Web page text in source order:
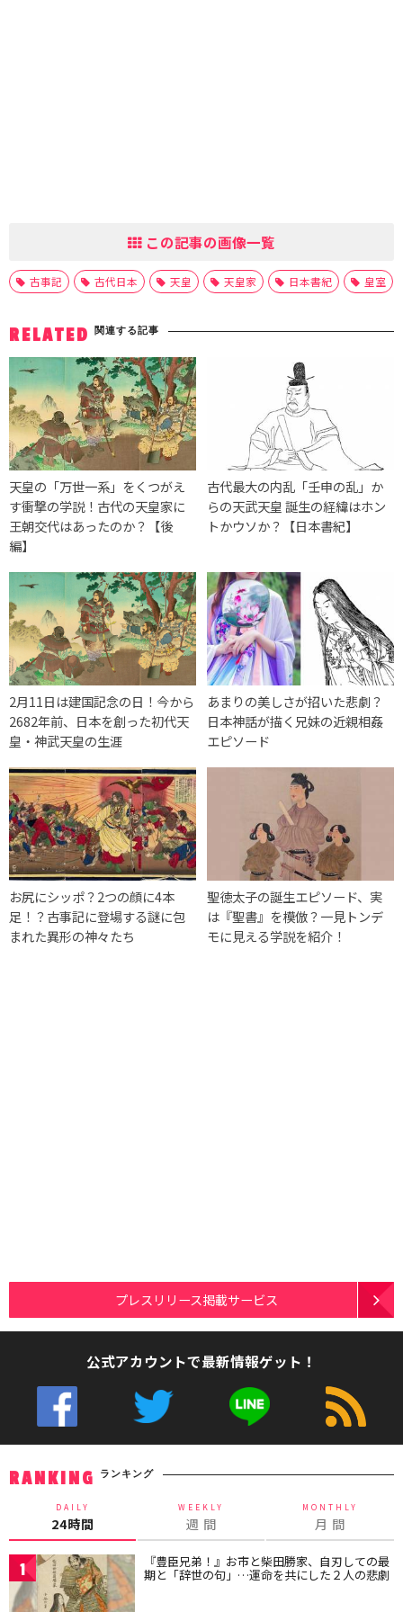
この記事の画像一覧
古事記 古代日本 天皇 天皇家 日本書紀 皇室
RELATED 関連する記事
天皇の「万世一系」をくつがえ
す衝撃の学説！古代の天皇家に
王朝交代はあったのか？【後
編】
古代最大の内乱「壬申の乱」か
らの天武天皇 誕生の経緯はホン
トかウソか？【日本書紀】
2月11日は建国記念の日！今から
2682年前、日本を創った初代天
皇・神武天皇の生涯
あまりの美しさが招いた悲劇？
日本神話が描く兄妹の近親相姦
エピソード
お尻にシッポ？2つの顔に4本
足！？古事記に登場する謎に包
まれた異形の神々たち
聖徳太子の誕生エピソード、実
は『聖書』を模倣？一見トンデ
モに見える学説を紹介！
プレスリリース掲載サービス
公式アカウントで最新情報ゲット！
RANKING ランキング
DAILY
24時間
WEEKLY
週 間
MONTHLY
月 間
1 『豊臣兄弟！』お市と柴田勝家、自刃しての最
期と「辞世の句」…運命を共にした２人の悲劇